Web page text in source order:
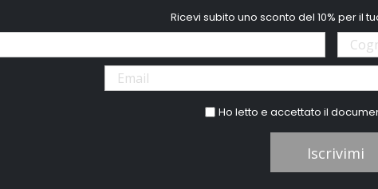
Ricevi subito uno sconto del 10% per il
Ho letto e accettato il
Iscrivimi